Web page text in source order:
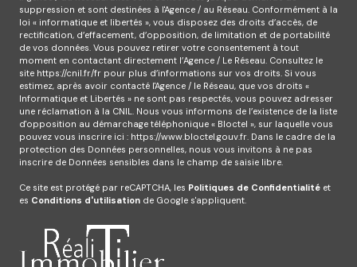
suppression et sont destinées à l'Agence / au Réseau. Conformément à la
loi « informatique et libertés », vous disposez des droits d’accès, de
rectification, d’effacement, d’opposition, de limitation et de portabilité
de vos données. Vous pouvez retirer votre consentement à tout
moment en contactant directement l’Agence / Le Réseau. Consultez le
site https://cnil.fr/fr pour plus d’informations sur vos droits. Si vous
estimez, après avoir contacté l'Agence / le Réseau, que vos droits «
Informatique et Libertés » ne sont pas respectés, vous pouvez adresser
une réclamation à la CNIL. Nous vous informons de l’existence de la liste
d'opposition au démarchage téléphonique « Bloctel », sur laquelle vous
pouvez vous inscrire ici : https://www.bloctel.gouv.fr. Dans le cadre de la
protection des Données personnelles, nous vous invitons à ne pas
inscrire de Données sensibles dans le champ de saisie libre.
Ce site est protégé par reCAPTCHA, les Politiques de Confidentialité et
es Conditions d'utilisation de Google s'appliquent.